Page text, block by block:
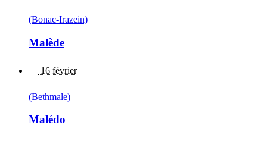
(Bonac-Irazein)
Malède
16 février
(Bethmale)
Malédo